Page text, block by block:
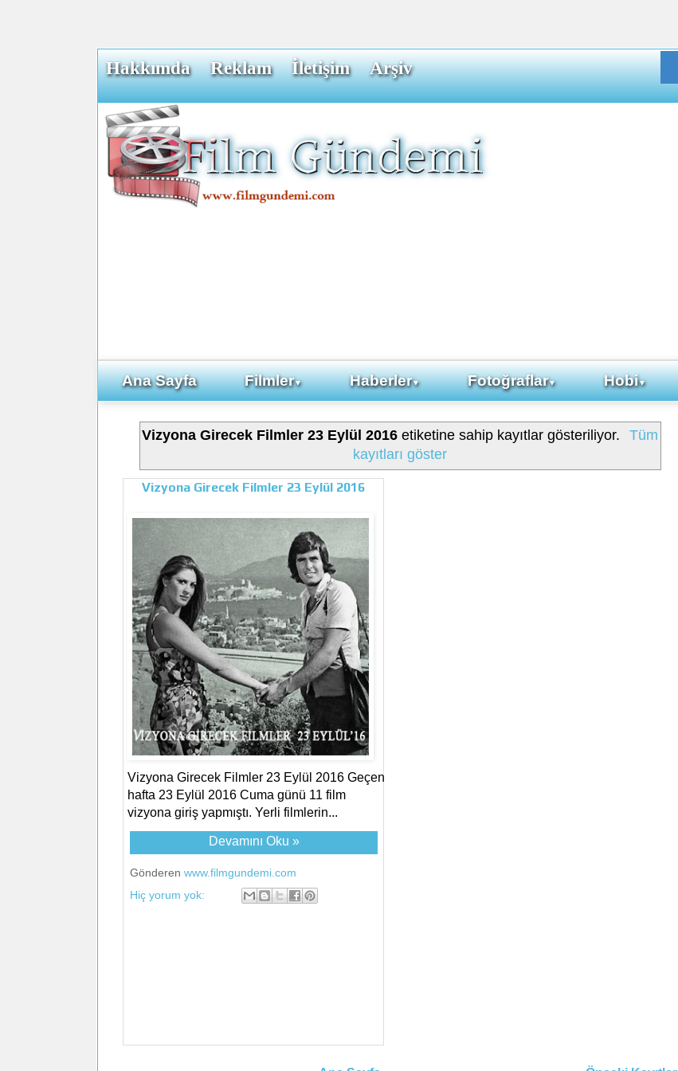
Hakkımda Reklam İletişim Arşiv
Ana Sayfa Filmler▼ Haberler▼ Fotoğraflar▼ Hobi▼
Vizyona Girecek Filmler 23 Eylül 2016etiketine sahip kayıtlar gösteriliyor.
Tüm
kayıtları göster
Vizyona Girecek Filmler 23 Eylül 2016
Vizyona Girecek Filmler 23 Eylül 2016 Geçen
hafta 23 Eylül 2016 Cuma günü 11 film
vizyona giriş yapmıştı. Yerli filmlerin...
Devamını Oku »
Gönderen www.filmgundemi.com
Hiç yorum yok: